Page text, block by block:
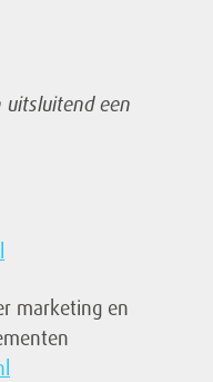
uitsluitend een
marketing en